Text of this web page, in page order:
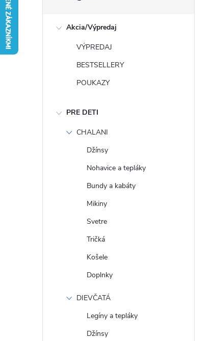
Akcia/Výpredaj
VÝPREDAJ
BESTSELLERY
POUKAZY
PRE DETI
CHALANI
Džínsy
Nohavice a tepláky
Bundy a kabáty
Mikiny
Svetre
Tričká
Košele
Doplnky
DIEVČATÁ
Legíny a tepláky
Džínsy